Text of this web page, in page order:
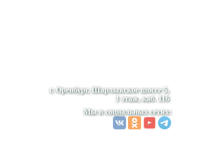
г. Оренбург, Шарлыкское шоссе 5,
1 этаж, каб. 116
Мы в социальных сетях: